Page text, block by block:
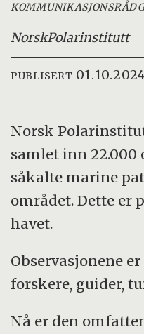
NorskPolarinstitutt
PUBLISERT
Norsk
samlet inn 22.000
såkalte marine
området. Dette er
havet.
Observasjonene
forskere, guider,
Nå er den